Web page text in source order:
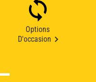
Options
D'occasion